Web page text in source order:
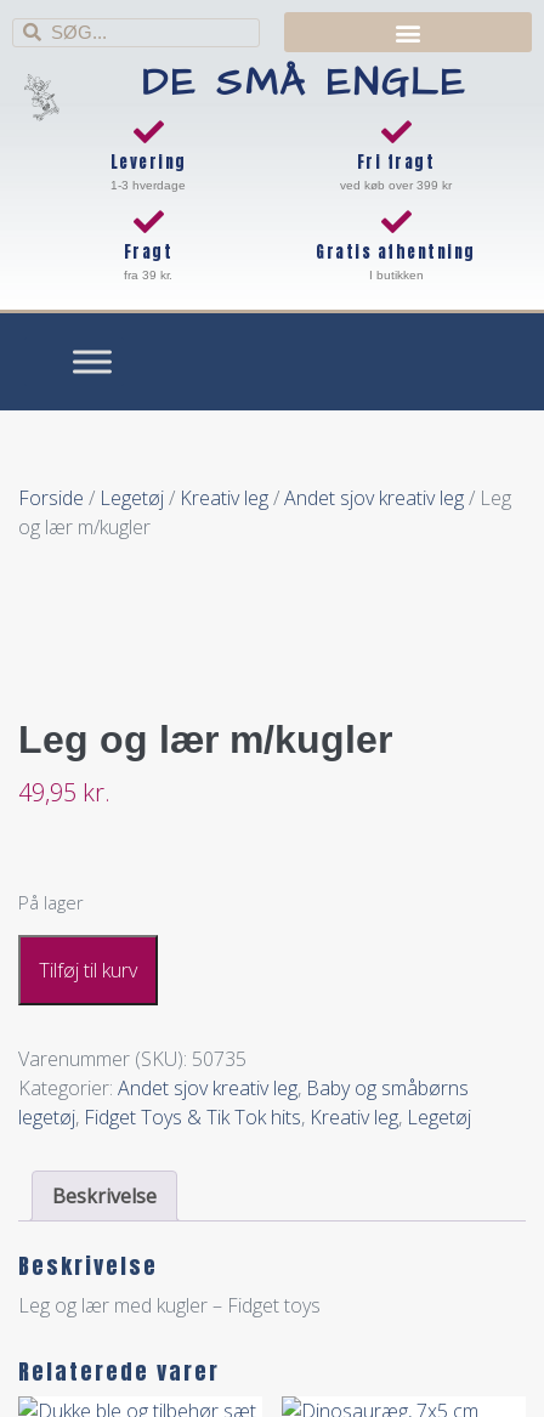
DE SMÅ ENGLE
Levering
1-3 hverdage
Fri fragt
ved køb over 399 kr
Fragt
fra 39 kr.
Gratis afhentning
I butikken
Forside / Legetøj/ Kreativ leg/Andet sjov kreativ leg/ Leg
og lær m/kugler
Leg og lær m/kugler
49,95 kr.
På lager
Tilføj til kurv
Varenummer (SKU): 50735
Kategorier: Andet sjov kreativ leg, Baby og småbørns
legetøj, Fidget Toys & Tik Tok hits, Kreativ leg, Legetøj
Beskrivelse
Beskrivelse
Leg og lær med kugler – Fidget toys
Relaterede varer